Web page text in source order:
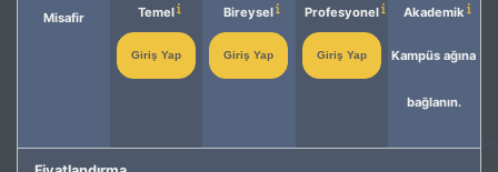
Misafir Temel
Giriş Yap
Bireysel
Giriş Yap
Profesyonel
Giriş Yap
Akademik
Kampüs ağına
bağlanın.